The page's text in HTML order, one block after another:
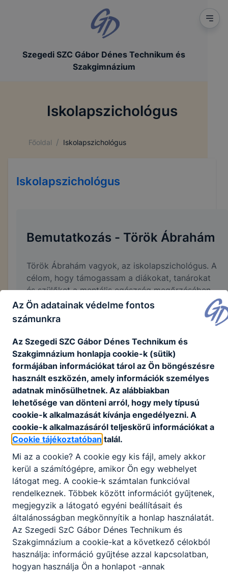
Szegedi SZC Gábor Dénes Technikum és
Szakgimnázium
Iskolapszichológus
Főoldal / Iskolapszichológus
Iskolapszichológus
Bemutatkozás - Török Ábrahám
Török Ábrahám vagyok, az iskolapszichológus. A
célom, hogy támogassam a diákokat, tanárokat
és szülőket a mentális egészség megőrzésében
és fejlesztésében. Pszichológusi végzettségemet
a Szegedi Tudományegyetemen és a Debreceni
törekszem, hogy egy biztonságos és támogató
légkört biztosítsak, ahol a diákok szabadon
megoszthatják érzéseiket és kérdéseiket. Segítek
a tanulmányi nehézségek, szociális problémák és
személyes kihívások kezelésében, egyéni
igényekre szabott tanácsadással és csoportos
foglalkozásokkal. Fontos számomra a tanárok és
a szülők bevonása is, hiszen közösen tehetünk a
legtöbbet a gyerekek fejlődéséért. Ha bármilyen
kérdése van, vagy támogatásra van szüksége,
kérem, ne habozzon keresni. Az ajtóm mindig
nyitva áll, és szívesen segítek a közösségünk
jólétének előmozdításában. Elérhetőségem:
torokabraham@gmail.com
Az Ön adatainak védelme fontos
számunkra
Az Szegedi SZC Gábor Dénes Technikum és
Szakgimnázium honlapja cookie-k (sütik)
formájában információkat tárol az Ön böngészésre
használt eszközén, amely információk személyes
adatnak minősülhetnek. Az alábbiakban
lehetősége van dönteni arról, hogy mely típusú
cookie-k alkalmazását kívánja engedélyezni. A
cookie-k alkalmazásáról teljeskörű információkat a
Cookie tájékoztatóban talál.
Mi az a cookie? A cookie egy kis fájl, amely akkor
kerül a számítógépre, amikor Ön egy webhelyet
látogat meg. A cookie-k számtalan funkcióval
rendelkeznek. Többek között információt gyűjtenek,
megjegyzik a látogató egyéni beállításait és
általánosságban megkönnyítik a honlap használatát.
Az Szegedi SzC Gábor Dénes Technikum és
Szakgimnázium a cookie-kat a következő célokból
használja: információ gyűjtése azzal kapcsolatban,
hogyan használja Ön a honlapot -annak